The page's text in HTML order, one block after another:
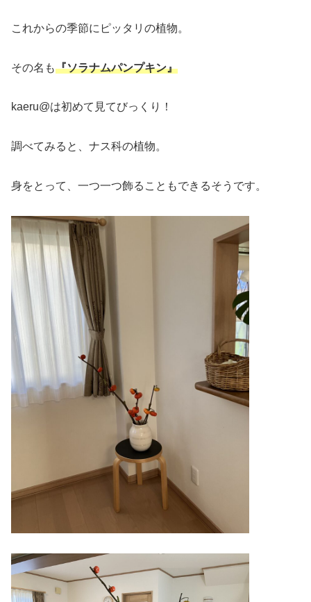
これからの季節にピッタリの植物。
その名も『ソラナムパンプキン』
kaeru@は初めて見てびっくり！
調べてみると、ナス科の植物。
身をとって、一つ一つ飾ることもできるそうです。